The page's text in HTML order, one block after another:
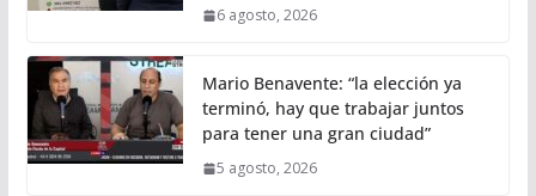
6 agosto, 2026
Mario Benavente: “la elección ya
terminó, hay que trabajar juntos
para tener una gran ciudad”
5 agosto, 2026